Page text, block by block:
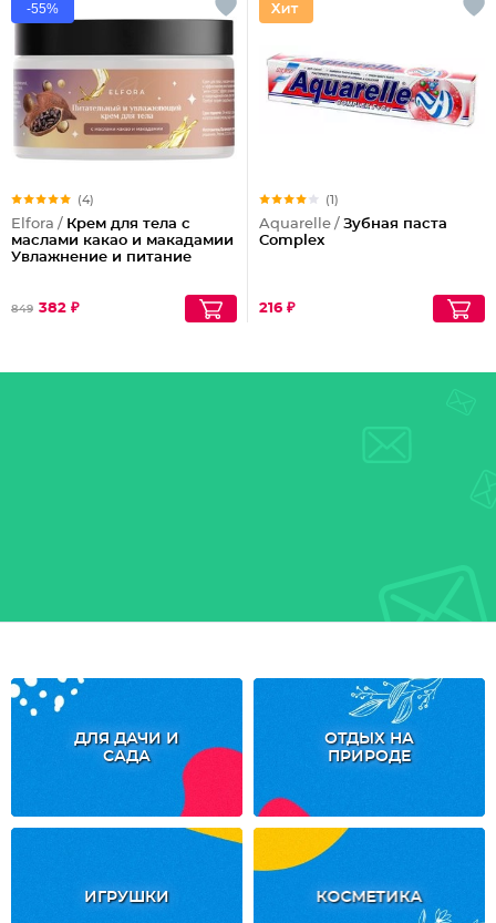
-55%
(4)
Elfora / Крем для тела с
маслами какао и макадамии
Увлажнение и питание
849 382 ₽
(1)
Aquarelle / Зубная паста
Complex
216 ₽
ДЛЯ ДАЧИ И
САДА
ОТДЫХ НА
ПРИРОДЕ
ИГРУШКИ КОСМЕТИКА